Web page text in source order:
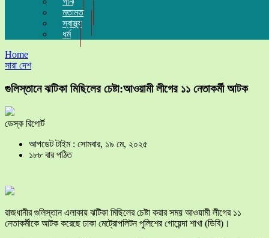
মতামত
স্বাস্থ্য
ধর্ম
Home
সারা দেশ
গুলিস্তানে ঝটিকা মিছিলের চেষ্টা:আওয়ামী লীগের ১১ নেতাকর্মী আটক
ডেস্ক রিপোর্ট
আপডেট টাইম : সোমবার, ১৯ মে, ২০২৫
১৮৮ বার পঠিত
রাজধানীর গুলিস্তান এলাকায় ঝটিকা মিছিলের চেষ্টা করার সময় আওয়ামী লীগের ১১
নেতাকর্মীকে আটক করেছে ঢাকা মেট্রোপলিটন পুলিশের গোয়েন্দা শাখা (ডিবি)।